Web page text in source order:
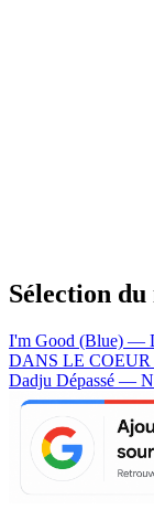
Sélection
I'm Good (Blue) —
DANS LE
Dadju Dépassé —